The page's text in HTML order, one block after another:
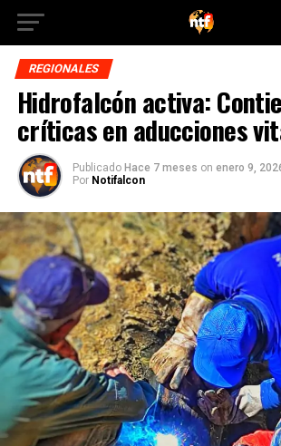
REGIONALES
Hidrofalcón activa:
críticas en aducciones
Publicado Hace 7 meses on enero 9,
Por Notifalcon